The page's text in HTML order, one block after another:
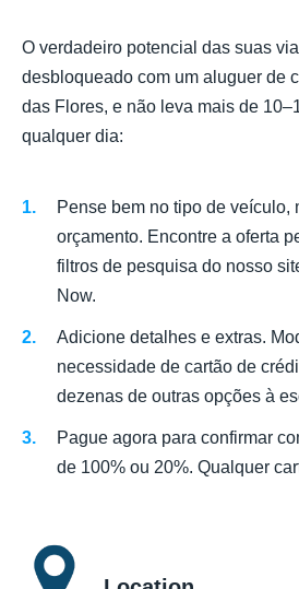
O verdadeiro potencial das suas
desbloqueado com um aluguer de
das Flores, e não leva mais de
qualquer dia:
Pense bem no tipo de veículo,
orçamento. Encontre a oferta
filtros de pesquisa do nosso
Now.
Adicione detalhes e extras.
necessidade de cartão de
dezenas de outras opções à
Pague agora para confirmar
de 100% ou 20%. Qualquer